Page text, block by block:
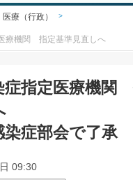
医療（行政）
療機関 指定基準見直しへ
症指定医療機関
染症部会で了承
09:30